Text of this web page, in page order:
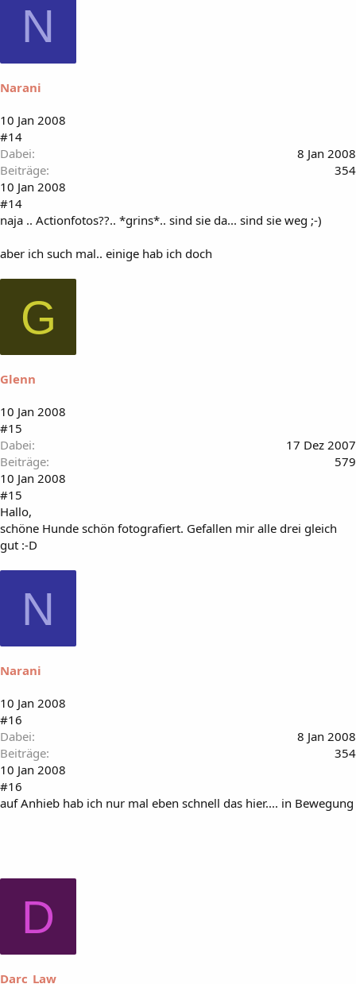
N
Narani
10 Jan 2008
#14
Dabei
8 Jan 2008
Beiträge
354
10 Jan 2008
#14
naja .. Actionfotos??.. *grins*.. sind sie da... sind sie weg ;-)
aber ich such mal.. einige hab ich doch
G
Glenn
10 Jan 2008
#15
Dabei
17 Dez 2007
Beiträge
579
10 Jan 2008
#15
Hallo,
schöne Hunde schön fotografiert. Gefallen mir alle drei gleich
gut :-D
N
Narani
10 Jan 2008
#16
Dabei
8 Jan 2008
Beiträge
354
10 Jan 2008
#16
auf Anhieb hab ich nur mal eben schnell das hier.... in Bewegung
D
Darc_Law